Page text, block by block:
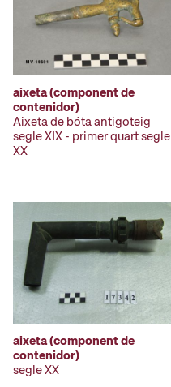
aixeta (component de
contenidor)
Aixeta de bóta antigoteig
segle XIX - primer quart segle
XX
aixeta (component de
contenidor)
segle XX